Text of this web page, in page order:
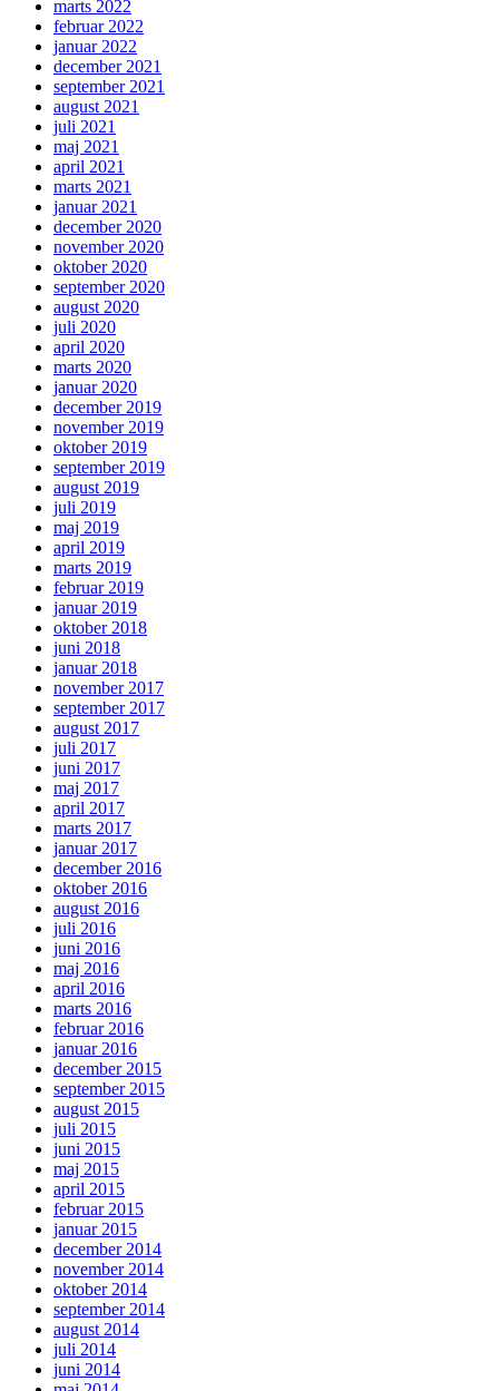
marts 2022
februar 2022
januar 2022
december 2021
september 2021
august 2021
juli 2021
maj 2021
april 2021
marts 2021
januar 2021
december 2020
november 2020
oktober 2020
september 2020
august 2020
juli 2020
april 2020
marts 2020
januar 2020
december 2019
november 2019
oktober 2019
september 2019
august 2019
juli 2019
maj 2019
april 2019
marts 2019
februar 2019
januar 2019
oktober 2018
juni 2018
januar 2018
november 2017
september 2017
august 2017
juli 2017
juni 2017
maj 2017
april 2017
marts 2017
januar 2017
december 2016
oktober 2016
august 2016
juli 2016
juni 2016
maj 2016
april 2016
marts 2016
februar 2016
januar 2016
december 2015
september 2015
august 2015
juli 2015
juni 2015
maj 2015
april 2015
februar 2015
januar 2015
december 2014
november 2014
oktober 2014
september 2014
august 2014
juli 2014
juni 2014